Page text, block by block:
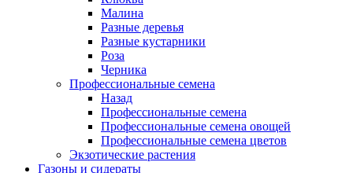
Малина
Разные деревья
Разные кустарники
Роза
Черника
Профессиональные семена
Назад
Профессиональные семена
Профессиональные семена овощей
Профессиональные семена цветов
Экзотические растения
Газоны и сидераты